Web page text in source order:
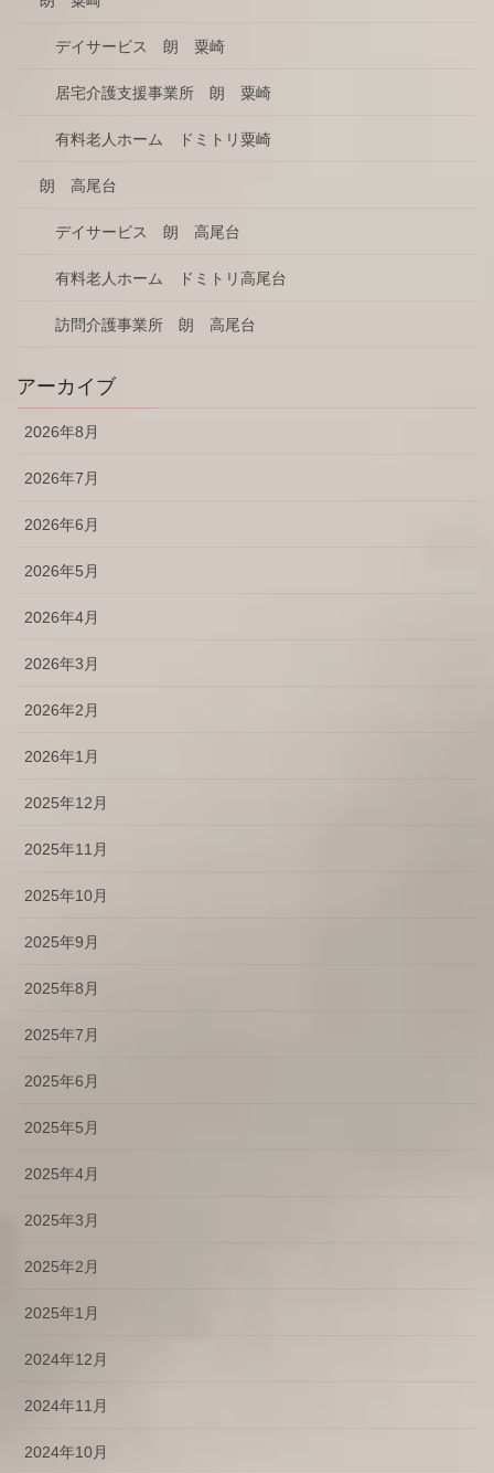
デイサービス 朗 粟崎
居宅介護支援事業所 朗 粟崎
有料老人ホーム ドミトリ粟崎
朗 高尾台
デイサービス 朗 高尾台
有料老人ホーム ドミトリ高尾台
訪問介護事業所 朗 高尾台
アーカイブ
2026年8月
2026年7月
2026年6月
2026年5月
2026年4月
2026年3月
2026年2月
2026年1月
2025年12月
2025年11月
2025年10月
2025年9月
2025年8月
2025年7月
2025年6月
2025年5月
2025年4月
2025年3月
2025年2月
2025年1月
2024年12月
2024年11月
2024年10月